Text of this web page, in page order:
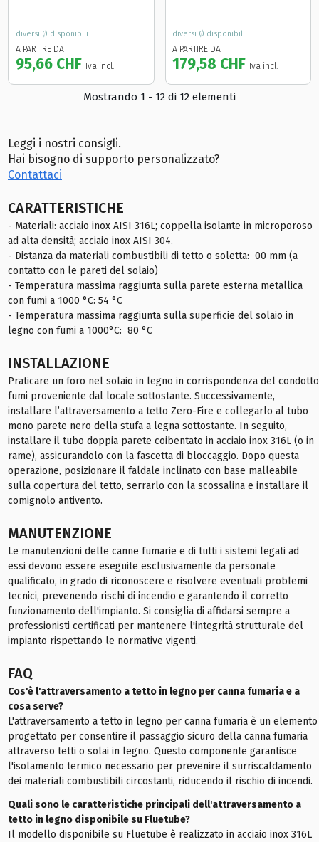
diversi Ø disponibili
A PARTIRE DA
95,66 CHF Iva incl.
diversi Ø disponibili
A PARTIRE DA
179,58 CHF Iva incl.
Mostrando 1 - 12 di 12 elementi
Leggi i nostri consigli.
Hai bisogno di supporto personalizzato?
Contattaci
CARATTERISTICHE
- Materiali: acciaio inox AISI 316L; coppella isolante in microporoso
ad alta densità; acciaio inox AISI 304.
- Distanza da materiali combustibili di tetto o soletta: 00 mm (a
contatto con le pareti del solaio)
- Temperatura massima raggiunta sulla parete esterna metallica
con fumi a 1000 °C: 54 °C
- Temperatura massima raggiunta sulla superficie del solaio in
legno con fumi a 1000°C: 80 °C
INSTALLAZIONE
Praticare un foro nel solaio in legno in corrispondenza del condotto
fumi proveniente dal locale sottostante. Successivamente,
installare l’attraversamento a tetto Zero-Fire e collegarlo al tubo
mono parete nero della stufa a legna sottostante. In seguito,
installare il tubo doppia parete coibentato in acciaio inox 316L (o in
rame), assicurandolo con la fascetta di bloccaggio. Dopo questa
operazione, posizionare il faldale inclinato con base malleabile
sulla copertura del tetto, serrarlo con la scossalina e installare il
comignolo antivento.
MANUTENZIONE
Le manutenzioni delle canne fumarie e di tutti i sistemi legati ad
essi devono essere eseguite esclusivamente da personale
qualificato, in grado di riconoscere e risolvere eventuali problemi
tecnici, prevenendo rischi di incendio e garantendo il corretto
funzionamento dell'impianto. Si consiglia di affidarsi sempre a
professionisti certificati per mantenere l'integrità strutturale del
impianto rispettando le normative vigenti.
FAQ
Cos'è l'attraversamento a tetto in legno per canna fumaria e a
cosa serve?
L'attraversamento a tetto in legno per canna fumaria è un elemento
progettato per consentire il passaggio sicuro della canna fumaria
attraverso tetti o solai in legno. Questo componente garantisce
l'isolamento termico necessario per prevenire il surriscaldamento
dei materiali combustibili circostanti, riducendo il rischio di incendi.
Quali sono le caratteristiche principali dell'attraversamento a
tetto in legno disponibile su Fluetube?
Il modello disponibile su Fluetube è realizzato in acciaio inox 316L